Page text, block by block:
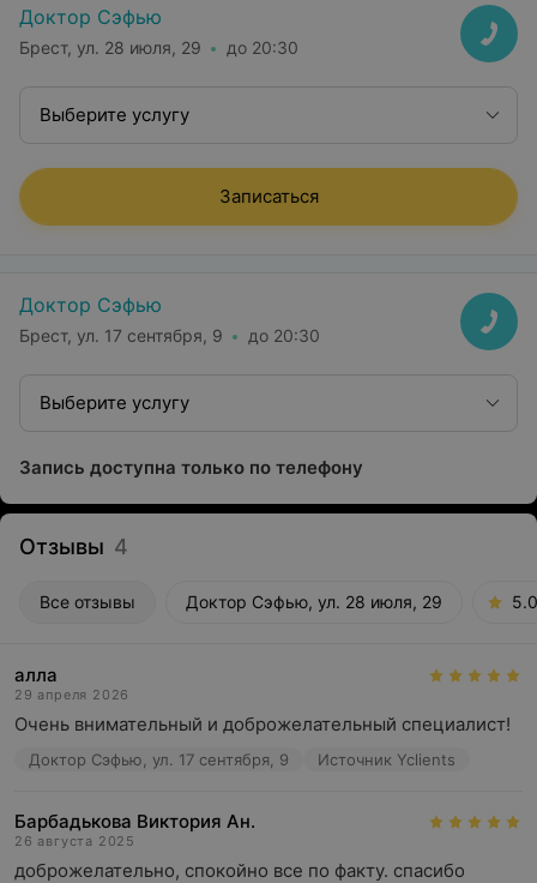
Доктор Сэфью
Брест, ул. 28 июля, 29 до 20:30
Выберите услугу
Записаться
Доктор Сэфью
Брест, ул. 17 сентября, 9 до 20:30
Выберите услугу
Запись доступна только по телефону
Отзывы 4
Все отзывы Доктор Сэфью, ул. 28 июля, 29 5.0
алла
29 апреля 2026
Очень внимательный и доброжелательный специалист!
Доктор Сэфью, ул. 17 сентября, 9 Источник Yclients
Барбадькова Виктория Ан.
26 августа 2025
доброжелательно, спокойно все по факту. спасибо